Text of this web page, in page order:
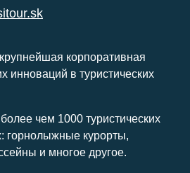
корпоративная
инноваций в туристических
чем 1000 туристических
горнолыжные курорты,
и многое другое.